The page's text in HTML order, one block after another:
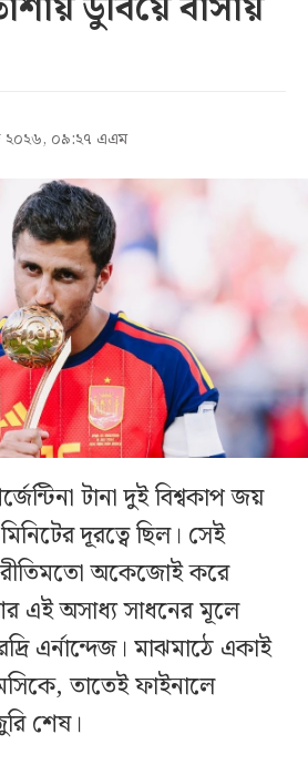
২০২৬, ০৯:২৭ এএম
টানা দুই বিশ্বকাপ জয়
দূরত্বে ছিল। সেই
রীতিমতো অকেজোই করে
এই অসাধ্য সাধনের মূলে
এর্নান্দেজ। মাঝমাঠে একাই
তাতেই ফাইনালে
শেষ।